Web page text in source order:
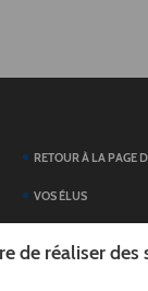
RETOUR À LA PAGE
VOS ÉLUS
DÉPARTEMENT
de réaliser des